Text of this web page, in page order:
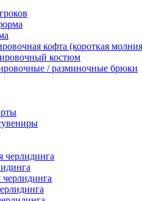
кофта (короткая
костюм
/ разминочные брюки
черлидинга